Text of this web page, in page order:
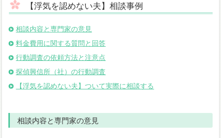
【浮気を認めない夫】相談事例
相談内容と専門家の意見
料金費用に関する質問と回答
行動調査の依頼方法と注意点
探偵興信所（社）の行動調査
【浮気を認めない夫】ついて実際に相談する
相談内容と専門家の意見